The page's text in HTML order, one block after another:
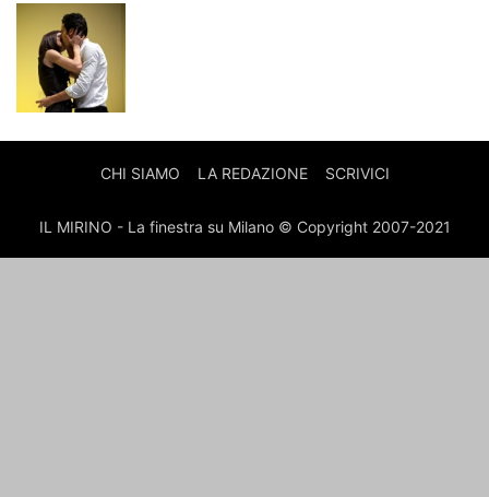
CHI SIAMO LA REDAZIONE SCRIVICI
IL MIRINO - La finestra su Milano © Copyright 2007-2021